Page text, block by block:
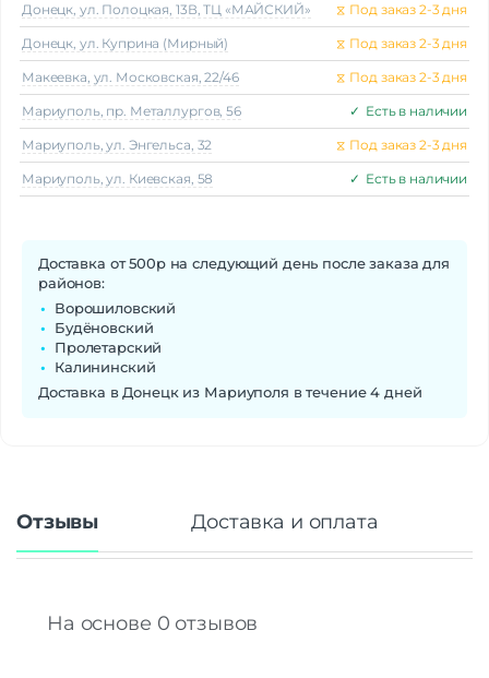
Донецк, ул. Полоцкая, 13В, ТЦ «МАЙСКИЙ» ⧖ Под заказ 2-3 дня
Донецк, ул. Куприна (Мирный) ⧖ Под заказ 2-3 дня
Макеeвка, ул. Московская, 22/46 ⧖ Под заказ 2-3 дня
Мариуполь, пр. Металлургов, 56 ✓ Есть в наличии
Мариуполь, ул. Энгельса, 32 ⧖ Под заказ 2-3 дня
Мариуполь, ул. Киевская, 58 ✓ Есть в наличии
Доставка от 500р на следующий день после заказа для
районов:
Ворошиловский
Будёновский
Пролетарский
Калининский
Доставка в Донецк из Мариуполя в течение 4 дней
Отзывы Доставка и оплата
На основе 0 отзывов